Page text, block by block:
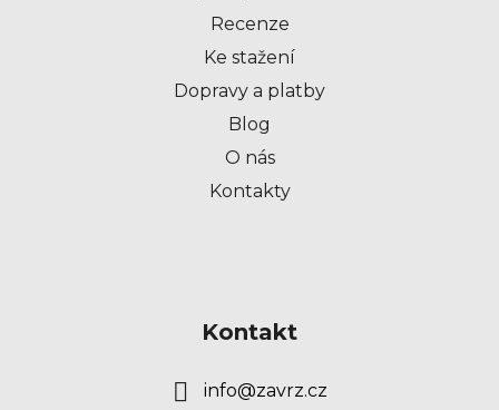
Recenze
Ke stažení
Dopravy a platby
Blog
O nás
Kontakty
Kontakt
info@zavrz.cz